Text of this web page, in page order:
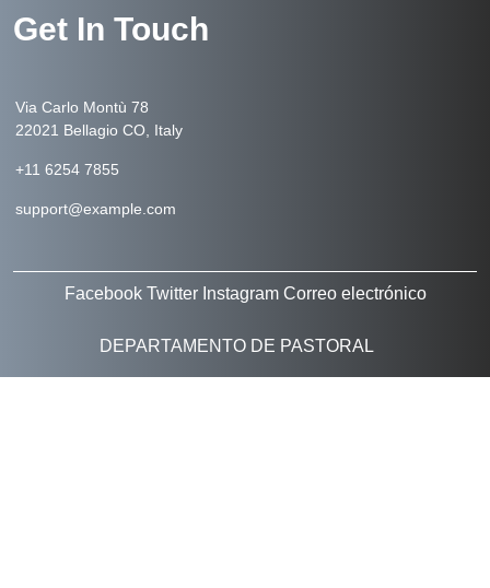
Get In Touch
Via Carlo Montù 78
22021 Bellagio CO, Italy
+11 6254 7855
support@example.com
Facebook Twitter Instagram Correo electrónico
DEPARTAMENTO DE PASTORAL